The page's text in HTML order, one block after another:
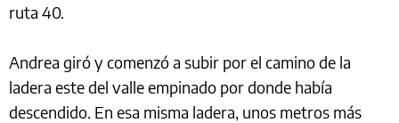
ruta 40.
Andrea giró y comenzó a subir por el camino de la
ladera este del valle empinado por donde había
descendido. En esa misma ladera, unos metros más